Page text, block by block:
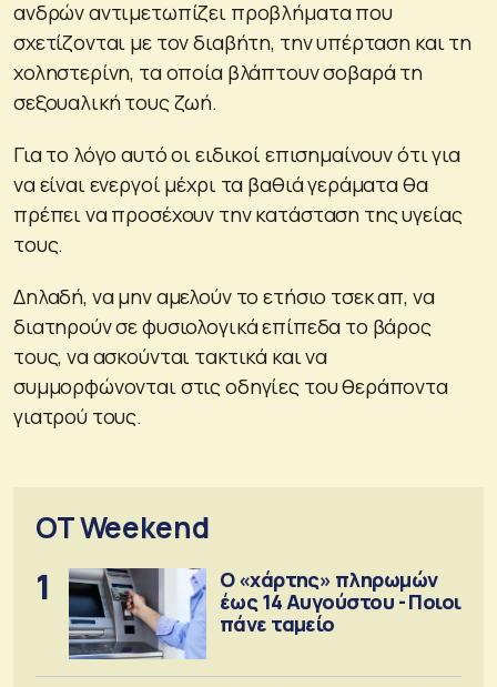
ανδρών αντιμετωπίζει προβλήματα που
σχετίζονται με τον διαβήτη, την υπέρταση και τη
χοληστερίνη, τα οποία βλάπτουν σοβαρά τη
σεξουαλική τους ζωή.
Για το λόγο αυτό οι ειδικοί επισημαίνουν ότι για
να είναι ενεργοί μέχρι τα βαθιά γεράματα θα
πρέπει να προσέχουν την κατάσταση της υγείας
τους.
Δηλαδή, να μην αμελούν το ετήσιο τσεκ απ, να
διατηρούν σε φυσιολογικά επίπεδα το βάρος
τους, να ασκούνται τακτικά και να
συμμορφώνονται στις οδηγίες του θεράποντα
γιατρού τους.
OT Weekend
1
Ο «χάρτης» πληρωμών
έως 14 Αυγούστου - Ποιοι
πάνε ταμείο